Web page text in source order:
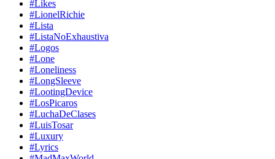
#Likes
#LionelRichie
#Lista
#ListaNoExhaustiva
#Logos
#Lone
#Loneliness
#LongSleeve
#LootingDevice
#LosPicaros
#LuchaDeClases
#LuisTosar
#Luxury
#Lyrics